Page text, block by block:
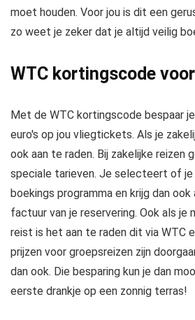
moet houden. Voor jou is dit een
zo weet je zeker dat je altijd veilig
WTC kortingscode
Met de WTC kortingscode bespaar
euro's op jou vliegtickets. Als je
ook aan te raden. Bij zakelijke reizen
speciale tarieven. Je selecteert of je
boekings programma en krijg dan
factuur van je reservering. Ook als je
reist is het aan te raden dit via WTC
prijzen voor groepsreizen zijn
dan ook. Die besparing kun je dan
eerste drankje op een zonnig terras!